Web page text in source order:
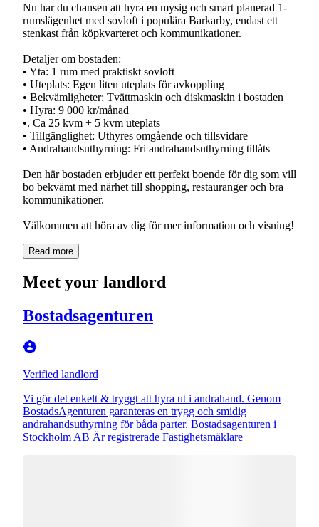
Nu har du chansen att hyra en mysig och smart planerad 1-
rumslägenhet med sovloft i populära Barkarby, endast ett
stenkast från köpkvarteret och kommunikationer.
Detaljer om bostaden:
• Yta: 1 rum med praktiskt sovloft
• Uteplats: Egen liten uteplats för avkoppling
• Bekvämligheter: Tvättmaskin och diskmaskin i bostaden
• Hyra: 9 000 kr/månad
•. Ca 25 kvm + 5 kvm uteplats
• Tillgänglighet: Uthyres omgående och tillsvidare
• Andrahandsuthyrning: Fri andrahandsuthyrning tillåts
Den här bostaden erbjuder ett perfekt boende för dig som vill
bo bekvämt med närhet till shopping, restauranger och bra
kommunikationer.
Välkommen att höra av dig för mer information och visning!
Read more
Meet your landlord
Bostadsagenturen
Verified landlord
Vi gör det enkelt & tryggt att hyra ut i andrahand. Genom
BostadsAgenturen garanteras en trygg och smidig
andrahandsuthyrning för båda parter. Bostadsagenturen i
Stockholm AB Är registrerade Fastighetsmäklare